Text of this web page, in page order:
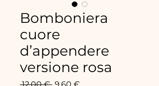
Bomboniera
cuore
d’appendere
versione rosa
12,00 € Precio
9,60 €